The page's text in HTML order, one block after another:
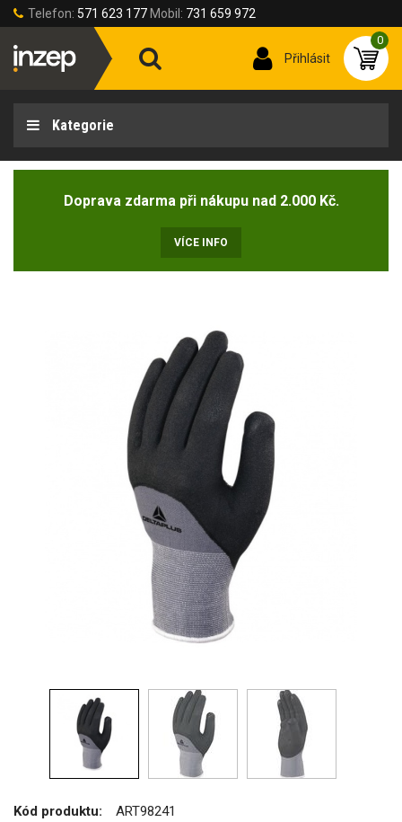
Telefon: 571 623 177 Mobil: 731 659 972
Přihlásit
0
Kategorie
Doprava zdarma při nákupu nad 2.000 Kč.
VÍCE INFO
Kód produktu:
ART98241